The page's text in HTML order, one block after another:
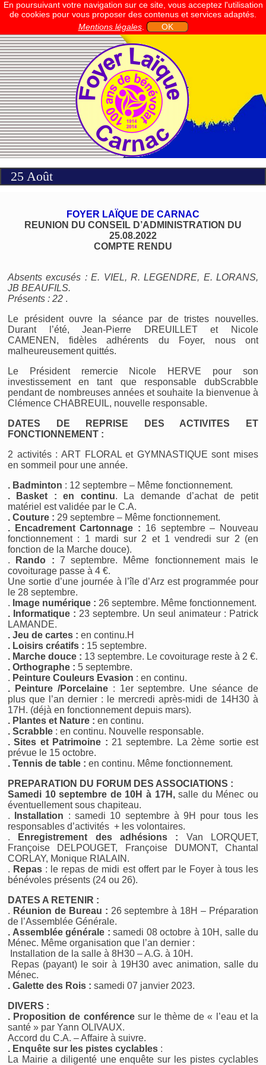
En poursuivant votre navigation sur ce site, vous acceptez l'utilisation
de cookies pour vous proposer des contenus et services adaptés.
Mentions légales. OK
25 Août
FOYER LAÏQUE DE CARNAC
REUNION DU CONSEIL D’ADMINISTRATION DU
25.08.2022
COMPTE RENDU
Absents excusés : E. VIEL, R. LEGENDRE, E. LORANS,
JB BEAUFILS.
Présents : 22 .
Le président ouvre la séance par de tristes nouvelles.
Durant l’été, Jean-Pierre DREUILLET et Nicole
CAMENEN, fidèles adhérents du Foyer, nous ont
malheureusement quittés.
Le Président remercie Nicole HERVE pour son
investissement en tant que responsable dubScrabble
pendant de nombreuses années et souhaite la bienvenue à
Clémence CHABREUIL, nouvelle responsable.
DATES DE REPRISE DES ACTIVITES ET
FONCTIONNEMENT :
2 activités : ART FLORAL et GYMNASTIQUE sont mises
en sommeil pour une année.
. Badminton : 12 septembre – Même fonctionnement.
. Basket : en continu. La demande d’achat de petit
matériel est validée par le C.A.
. Couture : 29 septembre – Même fonctionnement.
. Encadrement Cartonnage : 16 septembre – Nouveau
fonctionnement : 1 mardi sur 2 et 1 vendredi sur 2 (en
fonction de la Marche douce).
.
Rando : 7 septembre. Même fonctionnement mais le
covoiturage passe à 4 €.
Une sortie d’une journée à l’île d’Arz est programmée pour
le 28 septembre.
. Image numérique : 26 septembre. Même fonctionnement.
. Informatique : 23 septembre. Un seul animateur : Patrick
LAMANDE.
. Jeu de cartes : en continu.H
. Loisirs créatifs : 15 septembre.
. Marche douce : 13 septembre. Le covoiturage reste à 2 €.
. Orthographe : 5 septembre.
. Peinture Couleurs Evasion : en continu.
. Peinture /Porcelaine : 1er septembre. Une séance de
plus que l’an dernier : le mercredi après-midi de 14H30 à
17H. (déjà en fonctionnement depuis mars).
. Plantes et Nature : en continu.
. Scrabble : en continu. Nouvelle responsable.
. Sites et Patrimoine : 21 septembre. La 2ème sortie est
prévue le 15 octobre.
. Tennis de table : en continu. Même fonctionnement.
PREPARATION DU FORUM DES ASSOCIATIONS :
Samedi 10 septembre de 10H à 17H,salle du Ménec ou
éventuellement sous chapiteau.
. Installation : samedi 10 septembre à 9H pour tous les
responsables d’activités + les volontaires.
. Enregistrement des adhésions : Van LORQUET,
Françoise DELPOUGET, Françoise DUMONT, Chantal
CORLAY, Monique RIALAIN.
. Repas : le repas de midi est offert par le Foyer à tous les
bénévoles présents (24 ou 26).
DATES A RETENIR :
. Réunion de Bureau : 26 septembre à 18H – Préparation
de l’Assemblée Générale.
. Assemblée générale : samedi 08 octobre à 10H, salle du
Ménec. Même organisation que l’an dernier :
Installation de la salle à 8H30 – A.G. à 10H.
Repas (payant) le soir à 19H30 avec animation, salle du
Ménec.
. Galette des Rois : samedi 07 janvier 2023.
DIVERS :
. Proposition de conférence sur le thème de « l’eau et la
santé » par Yann OLIVAUX.
Accord du C.A. – Affaire à suivre.
. Enquête sur les pistes cyclables :
La Mairie a diligenté une enquête sur les pistes cyclables